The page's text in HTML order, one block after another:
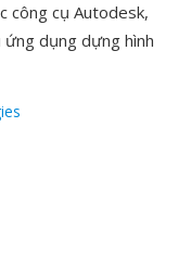
công cụ Autodesk,
ứng dụng dựng hình